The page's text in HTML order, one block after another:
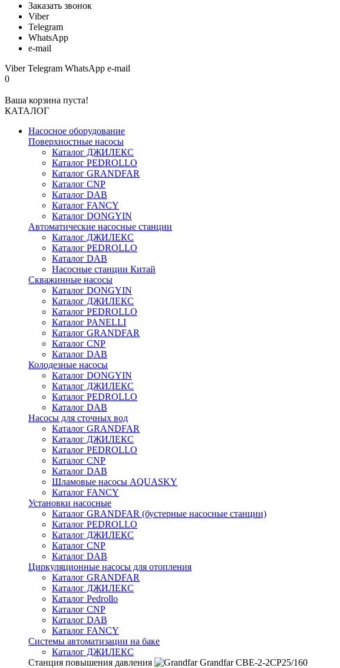
Заказать звонок
Viber
Telegram
WhatsApp
e-mail
ViberTelegram WhatsApp e-mail
0
Ваша корзина пуста!
КАТАЛОГ
Насосное оборудование
Поверхностные насосы
Каталог ДЖИЛЕКС
Каталог PEDROLLO
Каталог GRANDFAR
Каталог CNP
Каталог DAB
Каталог FANCY
Каталог DONGYIN
Автоматические насосные станции
Каталог ДЖИЛЕКС
Каталог PEDROLLO
Каталог DAB
Насосные станции Китай
Скважинные насосы
Каталог DONGYIN
Каталог ДЖИЛЕКС
Каталог PEDROLLO
Каталог PANELLI
Каталог GRANDFAR
Каталог CNP
Каталог DAB
Колодезные насосы
Каталог DONGYIN
Каталог ДЖИЛЕКС
Каталог PEDROLLO
Каталог DAB
Насосы для сточных вод
Каталог GRANDFAR
Каталог ДЖИЛЕКС
Каталог PEDROLLO
Каталог CNP
Каталог DAB
Шламовые насосы AQUASKY
Каталог FANCY
Установки насосные
Каталог GRANDFAR (бустерные насосные станции)
Каталог PEDROLLO
Каталог ДЖИЛЕКС
Каталог CNP
Каталог DAB
Циркуляционные насосы для отопления
Каталог GRANDFAR
Каталог ДЖИЛЕКС
Каталог Pedrollo
Каталог CNP
Каталог DAB
Каталог FANCY
Системы автоматизации на баке
Каталог ДЖИЛЕКС
Станция повышения давления
Grandfar CBE-2-2CP25/160